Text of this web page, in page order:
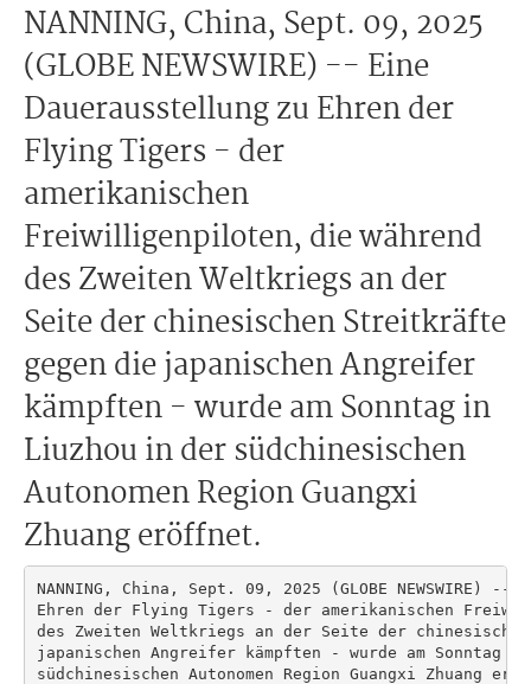
NANNING, China, Sept. 09, 2025
(GLOBE NEWSWIRE) -- Eine
Dauerausstellung zu Ehren der
Flying Tigers - der
amerikanischen
Freiwilligenpiloten, die während
des Zweiten Weltkriegs an der
Seite der chinesischen Streitkräfte
gegen die japanischen Angreifer
kämpften - wurde am Sonntag in
Liuzhou in der südchinesischen
Autonomen Region Guangxi
Zhuang eröffnet.
NANNING, China, Sept. 09, 2025 (GLOBE NEWSWIRE)
Ehren der Flying Tigers - der amerikanischen
des Zweiten Weltkriegs an der Seite der
japanischen Angreifer kämpften - wurde am Sonntag
südchinesischen Autonomen Region Guangxi Zhuang